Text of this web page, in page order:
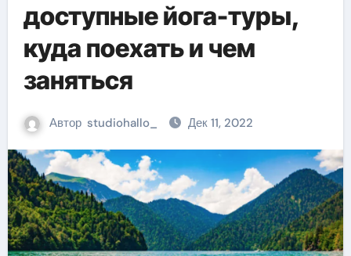
доступные йога-туры,
куда поехать и чем
заняться
Автор studiohallo_ Дек 11, 2022